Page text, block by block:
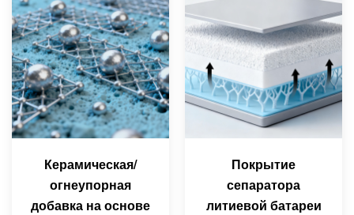
Керамическая/
огнеупорная
добавка на основе
Покрытие
сепаратора
литиевой батареи